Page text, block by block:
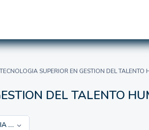
TECNOLOGIA SUPERIOR EN GESTION DEL
DEL TALENTO
SUPERIOR EN GESTION DEL TALENTO